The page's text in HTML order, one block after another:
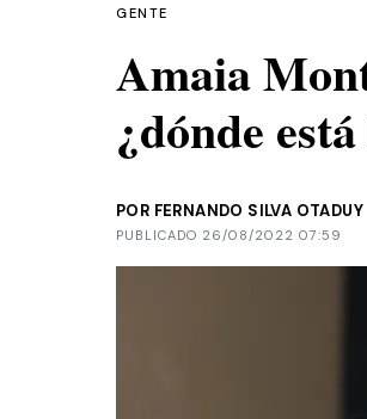
GENTE
Amaia
¿dónde
POR FERNANDO SILVA OTADUY
PUBLICADO 26/08/2022 07:59